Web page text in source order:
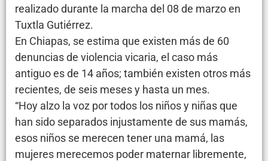
realizado durante la marcha del 08 de marzo en
Tuxtla Gutiérrez.
En Chiapas, se estima que existen más de 60
denuncias de violencia vicaria, el caso más
antiguo es de 14 años; también existen otros más
recientes, de seis meses y hasta un mes.
“Hoy alzo la voz por todos los niños y niñas que
han sido separados injustamente de sus mamás,
esos niños se merecen tener una mamá, las
mujeres merecemos poder maternar libremente,